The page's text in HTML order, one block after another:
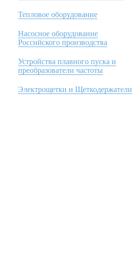
Тепловое оборудование
Насосное оборудование
Российского производства
Устройства плавного пуска и
преобразователи частоты
Электрощетки и Щеткодержатели